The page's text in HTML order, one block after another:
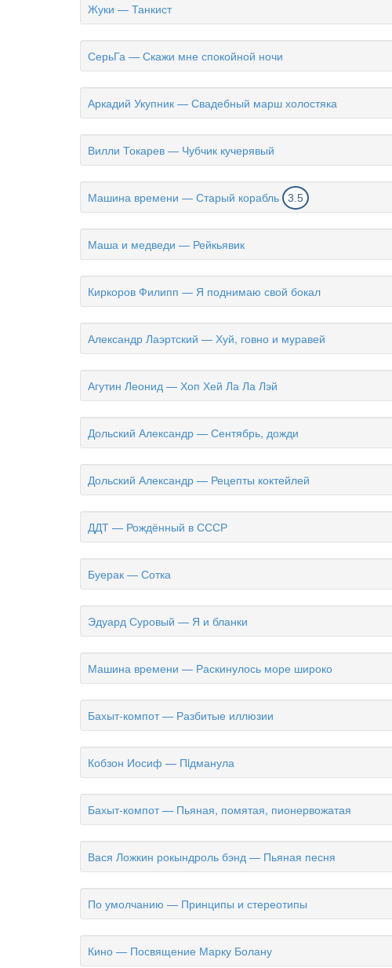
Жуки — Танкист
СерьГа — Скажи мне спокойной ночи
Аркадий Укупник — Свадебный марш холостяка
Вилли Токарев — Чубчик кучерявый
Машина времени — Старый корабль 3.5
Маша и медведи — Рейкьявик
Киркоров Филипп — Я поднимаю свой бокал
Александр Лаэртский — Хуй, говно и муравей
Агутин Леонид — Хоп Хей Ла Ла Лэй
Дольский Александр — Сентябрь, дожди
Дольский Александр — Рецепты коктейлей
ДДТ — Рождённый в СССР
Буерак — Сотка
Эдуард Суровый — Я и бланки
Машина времени — Раскинулось море широко
Бахыт-компот — Разбитые иллюзии
Кобзон Иосиф — Пiдманула
Бахыт-компот — Пьяная, помятая, пионервожатая
Вася Ложкин рокындроль бэнд — Пьяная песня
По умолчанию — Принципы и стереотипы
Кино — Посвящение Марку Болану